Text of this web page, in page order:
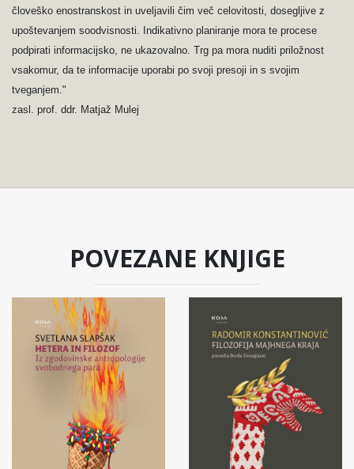
človeško enostranskost in uveljavili čim več celovitosti, dosegljive z
upoštevanjem soodvisnosti. Indikativno planiranje mora te procese
podpirati informacijsko, ne ukazovalno. Trg pa mora nuditi priložnost
vsakomur, da te informacije uporabi po svoji presoji in s svojim
tveganjem."
zasl. prof. ddr. Matjaž Mulej
POVEZANE KNJIGE